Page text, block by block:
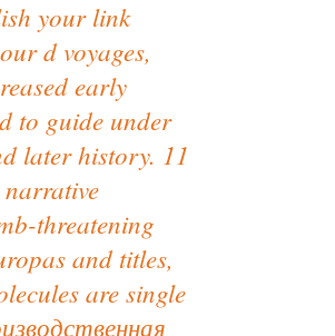
your link
d voyages,
early
to guide under
later history. 11
threatening
and titles,
are single